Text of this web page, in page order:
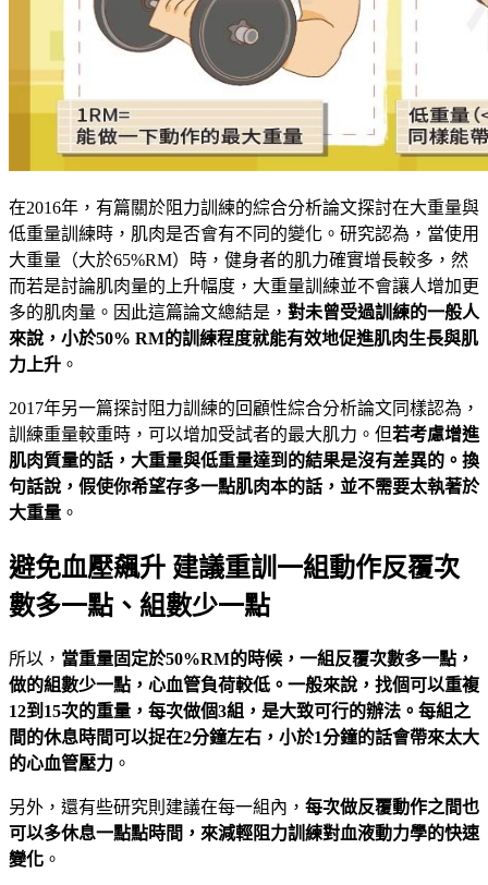
在2016年，有篇關於阻力訓練的綜合分析論文探討在大重量與
低重量訓練時，肌肉是否會有不同的變化。研究認為，當使用
大重量（大於65%RM）時，健身者的肌力確實增長較多，然
而若是討論肌肉量的上升幅度，大重量訓練並不會讓人增加更
多的肌肉量。因此這篇論文總結是， 對未曾受過訓練的一般人
來說，小於50% RM的訓練程度就能有效地促進肌肉生長與肌
力上升 。
2017年另一篇探討阻力訓練的回顧性綜合分析論文同樣認為，
訓練重量較重時，可以增加受試者的最大肌力。但若考慮增進
肌肉質量的話，大重量與低重量達到的結果是沒有差異的。換
句話說，假使你希望存多一點肌肉本的話，並不需要太執著於
大重量 。
避免血壓飆升 建議重訓一組動作反覆次
數多一點、組數少一點
所以， 當重量固定於50%RM的時候，一組反覆次數多一點，
做的組數少一點，心血管負荷較低。一般來說，找個可以重複
12到15次的重量，每次做個3組，是大致可行的辦法。每組之
間的休息時間可以捉在2分鐘左右，小於1分鐘的話會帶來太大
的心血管壓力 。
另外，還有些研究則建議在每一組內， 每次做反覆動作之間也
可以多休息一點點時間，來減輕阻力訓練對血液動力學的快速
變化 。